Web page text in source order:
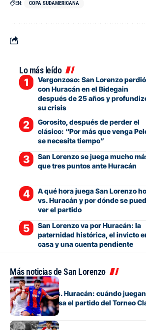
EN: COPA SUDAMERICANA
Lo más leído
Vergonzoso: San Lorenzo perdió
con Huracán en el Bidegain
después de 25 años y
su crisis
Gorosito, después de perder el
clásico: “Por más que venga
se necesita tiempo”
San Lorenzo se juega mucho
que tres puntos ante Huracán
A qué hora juega San Lorenzo
vs. Huracán y por dónde se
ver el partido
San Lorenzo va por Huracán: la
paternidad histórica, el invicto
casa y una cuenta pendiente
Más noticias de San Lorenzo
Fútbol
San Lorenzo vs. Huracán: cuándo
canal de TV pasa el partido del Torneo
Fútbol